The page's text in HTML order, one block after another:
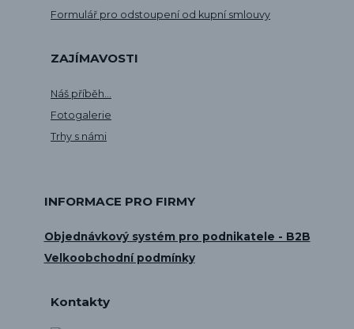
Formulář pro odstoupení od kupní smlouvy
ZAJÍMAVOSTI
Náš příběh...
Fotogalerie
Trhy s námi
INFORMACE PRO FIRMY
Objednávkový systém pro podnikatele - B2B
Velkoobchodní podmínky
Kontakty